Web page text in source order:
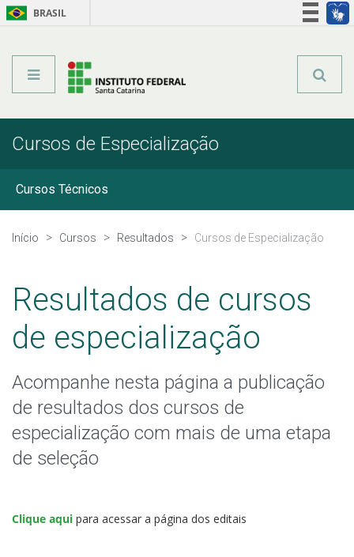
BRASIL
Cursos de Especialização
Cursos Técnicos
Graduação
Especialização Técnica
Pós-graduação
Educação a Distância
Educação de Jovens e Adultos
PartiuIF
Início Cursos Resultados Cursos de Especialização
Resultados de cursos
de especialização
Acompanhe nesta página a publicação
de resultados dos cursos de
especialização com mais de uma etapa
de seleção
Clique aqui para acessar a página dos editais